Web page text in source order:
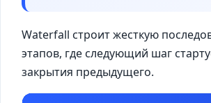
Waterfall строит жесткую
этапов, где следующий шаг
закрытия предыдущего.